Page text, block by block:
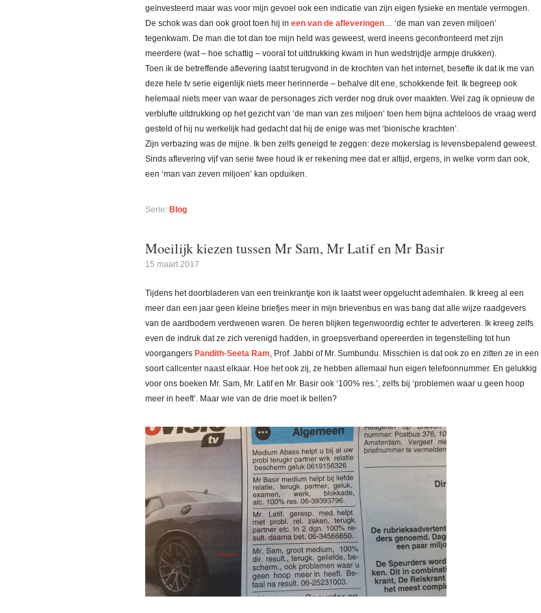
geïnvesteerd maar was voor mijn gevoel ook een indicatie van zijn eigen fysieke en mentale vermogen.
De schok was dan ook groot toen hij in een van de afleveringen… ‘de man van zeven miljoen’
tegenkwam. De man die tot dan toe mijn held was geweest, werd ineens geconfronteerd met zijn
meerdere (wat – hoe schattig – vooral tot uitdrukking kwam in hun wedstrijdje armpje drukken).
Toen ik de betreffende aflevering laatst terugvond in de krochten van het internet, besefte ik dat ik me van
deze hele tv serie eigenlijk niets meer herinnerde – behalve dit ene, schokkende feit. Ik begreep ook
helemaal niets meer van waar de personages zich verder nog druk over maakten. Wel zag ik opnieuw de
verblufte uitdrukking op het gezicht van ‘de man van zes miljoen’ toen hem bijna achteloos de vraag werd
gesteld of hij nu werkelijk had gedacht dat hij de enige was met ‘bionische krachten’.
Zijn verbazing was de mijne. Ik ben zelfs geneigd te zeggen: deze mokerslag is levensbepalend geweest.
Sinds aflevering vijf van serie twee houd ik er rekening mee dat er altijd, ergens, in welke vorm dan ook,
een ‘man van zeven miljoen’ kan opduiken.
Serie: Blog
Moeilijk kiezen tussen Mr Sam, Mr Latif en Mr Basir
15 maart 2017
Tijdens het doorbladeren van een treinkrantje kon ik laatst weer opgelucht ademhalen. Ik kreeg al een
meer dan een jaar geen kleine briefjes meer in mijn brievenbus en was bang dat alle wijze raadgevers
van de aardbodem verdwenen waren. De heren blijken tegenwoordig echter te adverteren. Ik kreeg zelfs
even de indruk dat ze zich verenigd hadden, in groepsverband opereerden in tegenstelling tot hun
voorgangers Pandith-Seeta Ram, Prof. Jabbi of Mr. Sumbundu. Misschien is dat ook zo en zitten ze in een
soort callcenter naast elkaar. Hoe het ook zij, ze hebben allemaal hun eigen telefoonnummer. En gelukkig
voor ons boeken Mr. Sam, Mr. Latif en Mr. Basir ook ‘100% res.’, zelfs bij ‘problemen waar u geen hoop
meer in heeft’. Maar wie van de drie moet ik bellen?